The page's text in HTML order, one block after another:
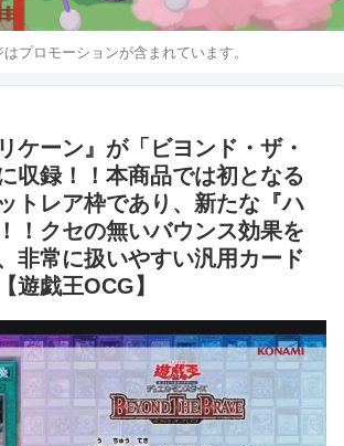
プロモーションが含まれています。
ケーン』が「ビヨンド・ザ・
収録！！本商品では初となる
トレア枠であり、新たな『ハ
！クセの無いバウンス効果を
非常に扱いやすい汎用カード
遊戯王OCG】